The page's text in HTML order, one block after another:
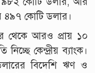
৪৯৭ কোটি ডলার।
থেকে আরও প্রায় ১০
কেন্দ্রীয় ব্যাংক।
বিদেশি ঋণ ও